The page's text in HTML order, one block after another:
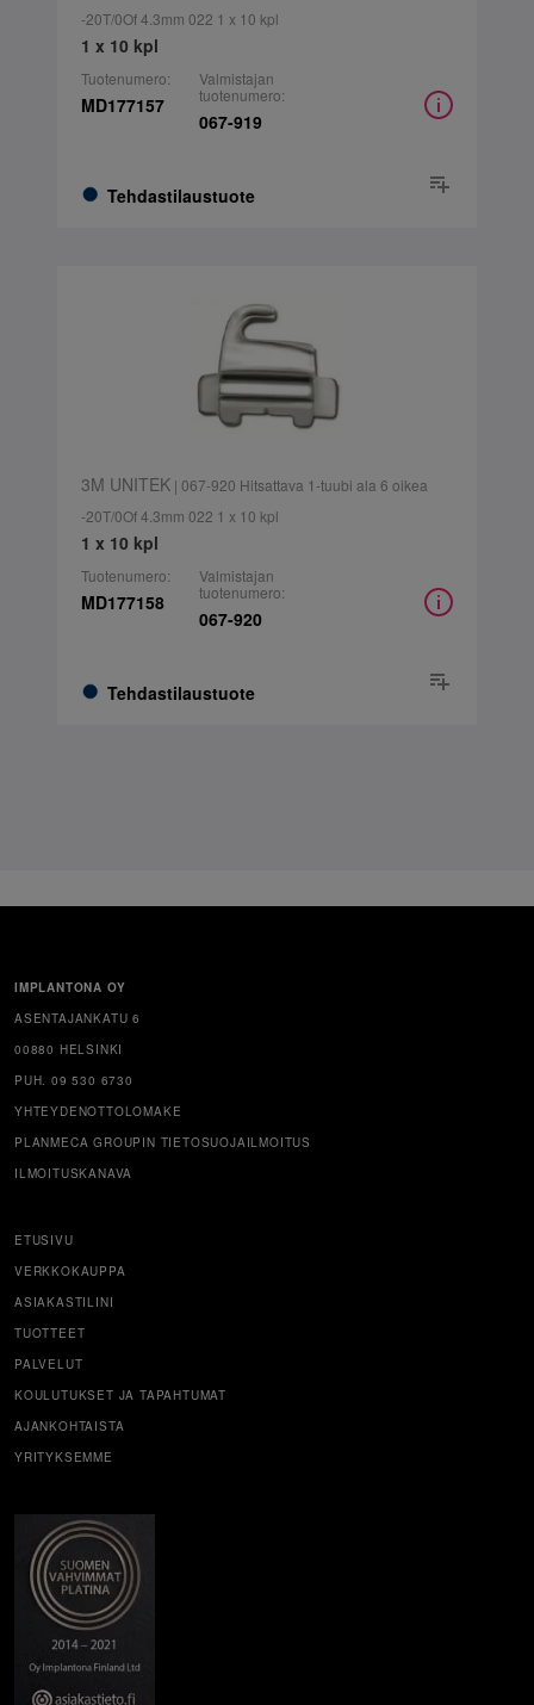
-20T/0Of 4.3mm 022 1 x 10 kpl
1 x 10 kpl
Tuotenumero:
MD177157
Tehdastilaustuote
Valmistajan
tuotenumero:
067-919
3M UNITEK| 067-920 Hitsattava 1-tuubi ala 6 oikea
-20T/0Of 4.3mm 022 1 x 10 kpl
1 x 10 kpl
Tuotenumero:
MD177158
Tehdastilaustuote
Valmistajan
tuotenumero:
067-920
IMPLANTONA OY
ASENTAJANKATU 6
00880 HELSINKI
PUH. 09 530 6730
YHTEYDENOTTOLOMAKE
PLANMECA GROUPIN TIETOSUOJAILMOITUS
ILMOITUSKANAVA
ETUSIVU
VERKKOKAUPPA
ASIAKASTILINI
TUOTTEET
PALVELUT
KOULUTUKSET JA TAPAHTUMAT
AJANKOHTAISTA
YRITYKSEMME